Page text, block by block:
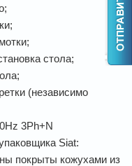
стола;
(независимо
3Ph+N
Siat:
покрыты кожухами из